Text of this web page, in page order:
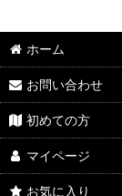
ホーム
お問い合わせ
初めての方
マイページ
お気に入り